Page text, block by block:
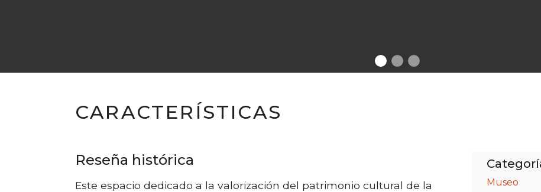
CARACTERÍSTICAS
Reseña histórica
Este espacio dedicado a la valorización del patrimonio cultural de la
Museo